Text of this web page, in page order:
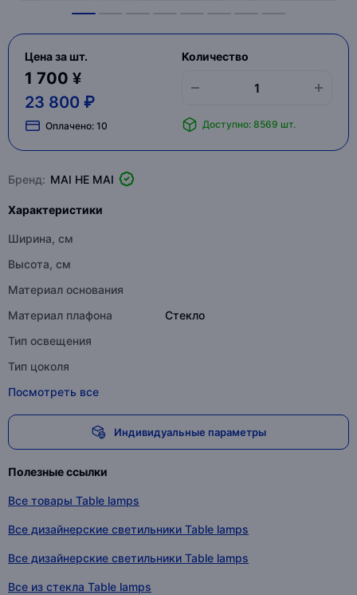
Цена за шт.
1 700 ¥
23 800 ₽
Оплачено: 10
Количество
Доступно: 8569 шт.
Бренд: MAI HE MAI
Характеристики
Ширина, см
Высота, см
Материал основания
Материал плафона
Стекло
Тип освещения
Тип цоколя
Посмотреть все
Индивидуальные параметры
Полезные ссылки
Все товары Table lamps
Все дизайнерские светильники Table lamps
Все дизайнерские светильники Table lamps
Все из стекла Table lamps